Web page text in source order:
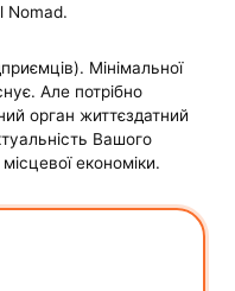
Nomad.
Мінімальної
Але потрібно
орган життєздатний
Вашого
економіки.